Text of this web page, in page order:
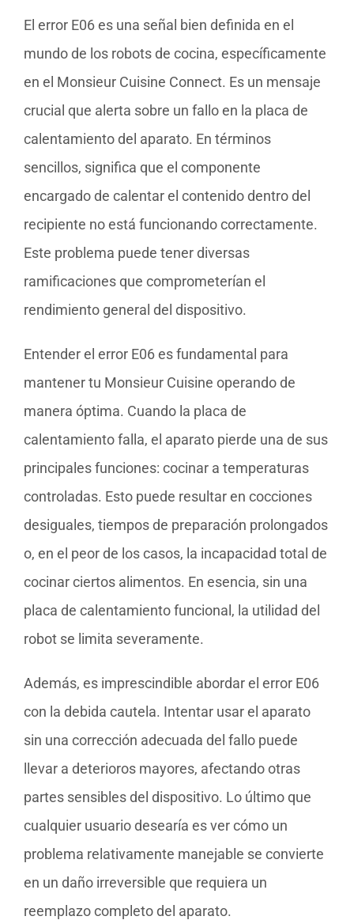
El error E06 es una señal bien definida en el
mundo de los robots de cocina, específicamente
en el Monsieur Cuisine Connect. Es un mensaje
crucial que alerta sobre un fallo en la placa de
calentamiento del aparato. En términos
sencillos, significa que el componente
encargado de calentar el contenido dentro del
recipiente no está funcionando correctamente.
Este problema puede tener diversas
ramificaciones que comprometerían el
rendimiento general del dispositivo.
Entender el error E06 es fundamental para
mantener tu Monsieur Cuisine operando de
manera óptima. Cuando la placa de
calentamiento falla, el aparato pierde una de sus
principales funciones: cocinar a temperaturas
controladas. Esto puede resultar en cocciones
desiguales, tiempos de preparación prolongados
o, en el peor de los casos, la incapacidad total de
cocinar ciertos alimentos. En esencia, sin una
placa de calentamiento funcional, la utilidad del
robot se limita severamente.
Además, es imprescindible abordar el error E06
con la debida cautela. Intentar usar el aparato
sin una corrección adecuada del fallo puede
llevar a deterioros mayores, afectando otras
partes sensibles del dispositivo. Lo último que
cualquier usuario desearía es ver cómo un
problema relativamente manejable se convierte
en un daño irreversible que requiera un
reemplazo completo del aparato.